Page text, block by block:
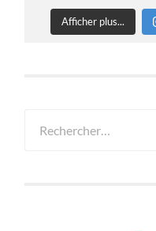
Afficher plus...